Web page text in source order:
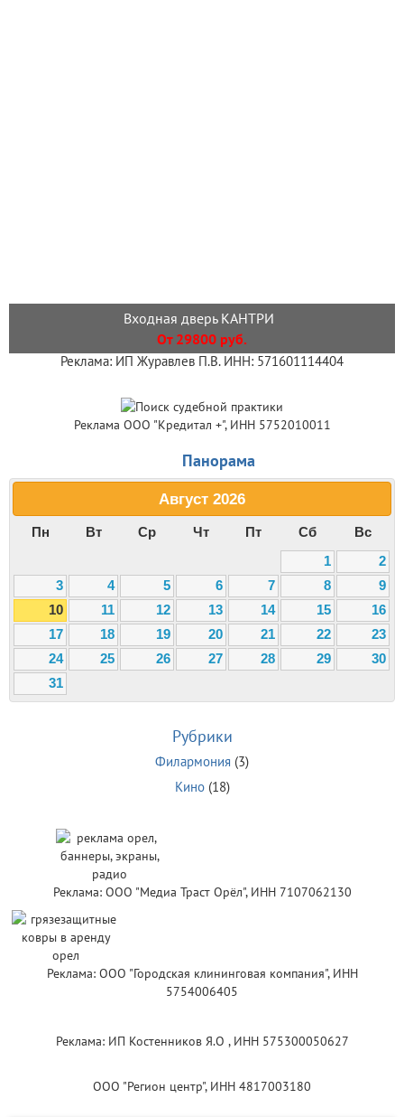
Входная дверь КАНТРИ
От 29800 руб.
Реклама: ИП Журавлев П.В. ИНН: 571601114404
Реклама ООО "Кредитал +", ИНН 5752010011
Панорама
Август 2026
Пн Вт Ср Чт Пт Сб
Вс
1
2
3
4 5 6 7 8
9
10
11 12 13 14 15
16
17
18 19 20 21 22
23
24
25 26 27 28 29
30
31
Рубрики
Филармония (3)
Кино(18)
Реклама: ООО "Медиа Траст Орёл", ИНН 7107062130
Реклама: ООО "Городская клининговая компания", ИНН
5754006405
Реклама: ИП Костенников Я.О , ИНН 575300050627
ООО "Регион центр", ИНН 4817003180